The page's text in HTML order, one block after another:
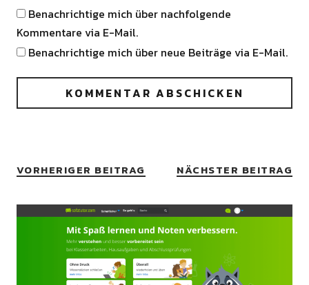
Benachrichtige mich über nachfolgende
Kommentare via E-Mail.
Benachrichtige mich über neue Beiträge via E-Mail.
VORHERIGER BEITRAG NÄCHSTER BEITRAG